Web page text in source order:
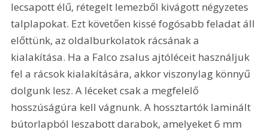
lecsapott élű, rétegelt lemezből kivágott négyzetes
talplapokat. Ezt követően kissé fogósabb feladat áll
előttünk, az oldalburkolatok rácsának a
kialakítása. Ha a Falco zsalus ajtóléceit használjuk
fel a rácsok kialakítására, akkor viszonylag könnyű
dolgunk lesz. A léceket csak a megfelelő
hosszúságúra kell vágnunk. A hossztartók laminált
bútorlapból leszabott darabok, amelyeket 6 mm